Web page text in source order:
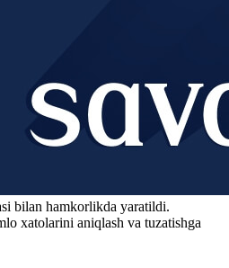
bilan hamkorlikda yaratildi.
xatolarini aniqlash va tuzatishga